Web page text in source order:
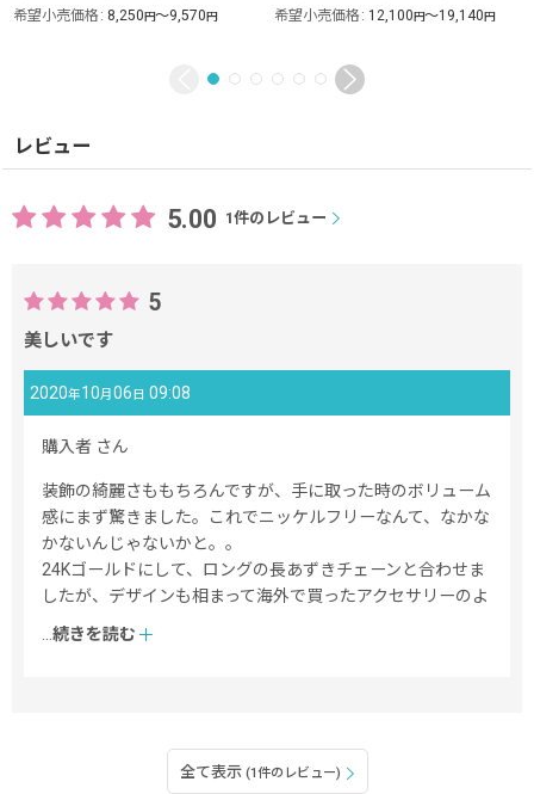
希望小売価格 : 8,250円～9,570円 希望小売価格 : 12,100円～19,140円
レビュー
5.00 1件のレビュー
5
美しいです
2020年10月06日 09:08
購入者 さん
装飾の綺麗さももちろんですが、手に取った時のボリューム
感にまず驚きました。これでニッケルフリーなんて、なかな
かないんじゃないかと。。
24Kゴールドにして、ロングの長あずきチェーンと合わせま
したが、デザインも相まって海外で買ったアクセサリーのよ
うな雰囲気です。厚いセーターやベストにも合うので、これ
から沢山つけたいと思っています。
続きを読む
全て表示 (1件のレビュー)